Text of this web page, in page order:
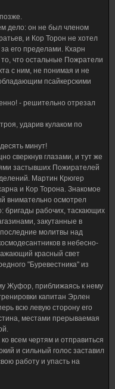
дело: он не был членом
и Кор Торон не хотел
его пределами. Кхарн
что остальные Пожратели
с ним, не понимая и не
псайкерскими
- решительно отрезал
ударив кулаком по
минут!
сверкнув глазами, и тут же
застывших Пожирателей
Мартин Крюгер
и Кор Торона. Знакомое
внимательно осмотрел
бригады рабочих, таскающих
закутанные в
молитвы над
в небесно-
красный свет
"Буревестника" из
Жуфор, приближаясь к нему
капитан Эрлен
всю левую сторону его
местами прерываемая
всем чертям и отправиться
и сильный голос заставил
работу и упасть на